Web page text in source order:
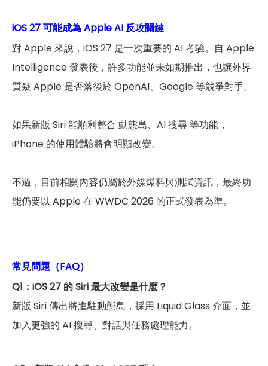
iOS 27 可能成為 Apple AI 反攻關鍵
對 Apple 來說，iOS 27 是一次重要的 AI 考驗。自 Apple
Intelligence 發表後，許多功能並未如期推出，也讓外界
質疑 Apple 是否落後於 OpenAI、Google 等競爭對手。
如果新版 Siri 能順利整合 動態島、AI 搜尋 等功能，
iPhone 的使用體驗將會明顯改變。
不過，目前相關內容仍屬於外媒爆料與測試資訊，最終功
能仍要以 Apple 在 WWDC 2026 的正式發表為準。
常見問題（FAQ）
Q1：iOS 27 的 Siri 最大改變是什麼？
新版 Siri 傳出將進駐動態島，採用 Liquid Glass 介面，並
加入更強的 AI 搜尋、對話與任務處理能力。